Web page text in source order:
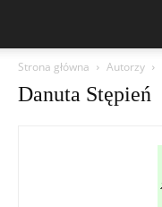
Strona główna Autorzy
Danuta Stępień